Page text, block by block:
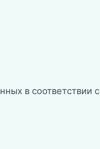
в соответствии с